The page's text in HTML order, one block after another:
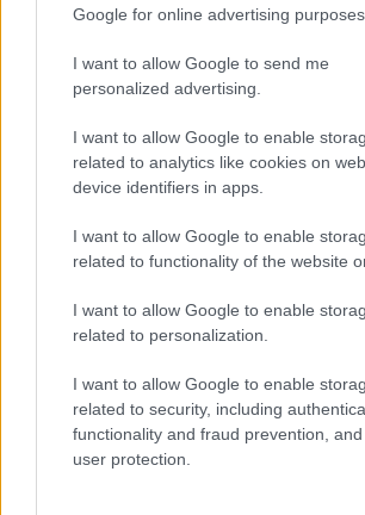
Google for online advertising purposes.
I want to allow Google to send me
personalized advertising.
I want to allow Google to enable
related to analytics like cookies on
device identifiers in apps.
I want to allow Google to enable
related to functionality of the website
I want to allow Google to enable
related to personalization.
I want to allow Google to enable
related to security, including
functionality and fraud prevention,
user protection.
Penskét arról is kérdezték, hogy